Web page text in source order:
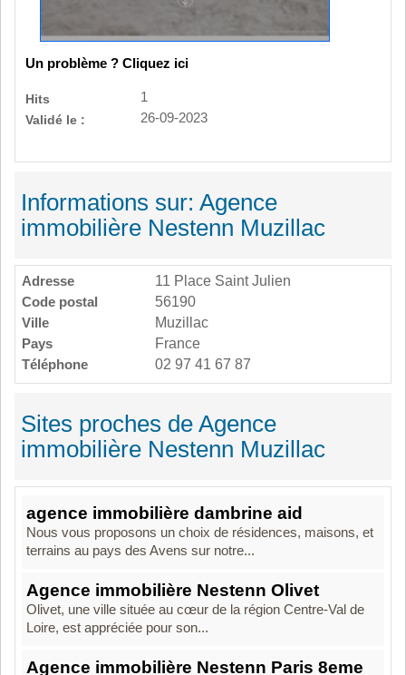
Un problème ? Cliquez ici
Hits
1
Validé le :
26-09-2023
Informations sur: Agence
immobilière Nestenn Muzillac
Adresse
11 Place Saint Julien
Code postal
56190
Ville
Muzillac
Pays
France
Téléphone
02 97 41 67 87
Sites proches de Agence
immobilière Nestenn Muzillac
agence immobilière dambrine aid
Nous vous proposons un choix de résidences, maisons, et
terrains au pays des Avens sur notre...
Agence immobilière Nestenn Olivet
Olivet, une ville située au cœur de la région Centre-Val de
Loire, est appréciée pour son...
Agence immobilière Nestenn Paris 8eme